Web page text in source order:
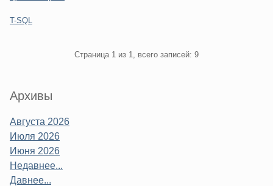
Категории:
T-SQL
Страница 1 из 1, всего записей: 9
Sidebar
Архивы
Августа 2026
Июля 2026
Июня 2026
Недавнее...
Давнее...